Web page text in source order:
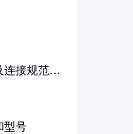
连接规范详
型号